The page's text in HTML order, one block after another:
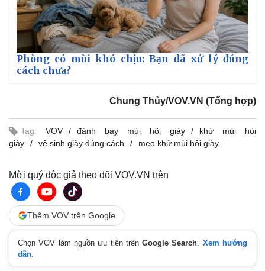
Phòng có mùi khó chịu: Bạn đã xử lý đúng
cách chưa?
Chung Thủy/VOV.VN (Tổng hợp)
Tag: VOV đánh bay mùi hôi giày
khử mùi hôi
giày
vệ sinh giày đúng cách mẹo khử mùi hôi giày
Mời quý độc giả theo dõi VOV.VN trên
Thêm VOV trên Google
Chọn VOV làm nguồn ưu tiên trênGoogle Search
Xem hướng
dẫn.